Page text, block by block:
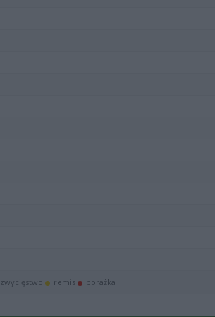
zwycięstwo remis porażka